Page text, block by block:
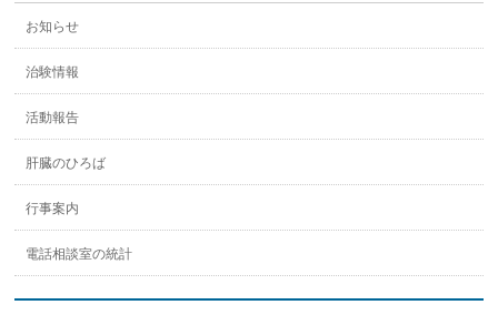
お知らせ
治験情報
活動報告
肝臓のひろば
行事案内
電話相談室の統計